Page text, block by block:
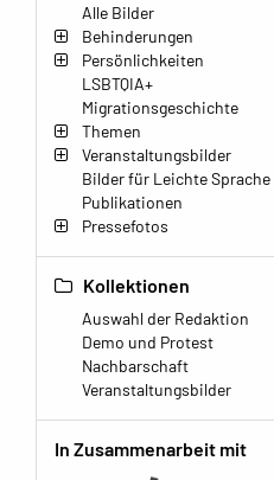
Alle Bilder
Behinderungen
Persönlichkeiten
LSBTQIA+
Migrationsgeschichte
Themen
Veranstaltungsbilder
Bilder für Leichte Sprache
Publikationen
Pressefotos
Kollektionen
Auswahl der Redaktion
Demo und Protest
Nachbarschaft
Veranstaltungsbilder
In Zusammenarbeit mit